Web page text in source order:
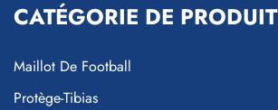
CATÉGORIE DE PRODUIT
Maillot De Football
Protège-Tibias